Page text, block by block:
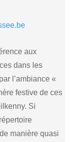
aux
dans les
l’ambiance «
festive de ces
Si
manière quasi